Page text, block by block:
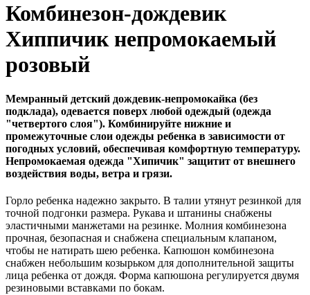
Комбинезон-дождевик
Хиппичик непромокаемый
розовый
Мемранный детский дождевик-непромокайка (без
подклада), одевается поверх любой одеждый (одежда
"четвертого слоя"). Комбинируйте нижние и
промежуточные слои одежды ребенка в зависимости от
погодных условий, обеспечивая комфортную температуру.
Непромокаемая одежда "Хипичик" защитит от внешнего
воздействия воды, ветра и грязи.
Горло ребенка надежно закрыто. В талии утянут резинкой для
точной подгонки размера. Рукава и штанины снабжены
эластичными манжетами на резинке. Молния комбинезона
прочная, безопасная и снабжена специальным клапаном,
чтобы не натирать шею ребенка. Капюшон комбинезона
снабжен небольшим козырьком для дополнительной защиты
лица ребенка от дождя. Форма капюшона регулируется двумя
резиновыми вставками по бокам.